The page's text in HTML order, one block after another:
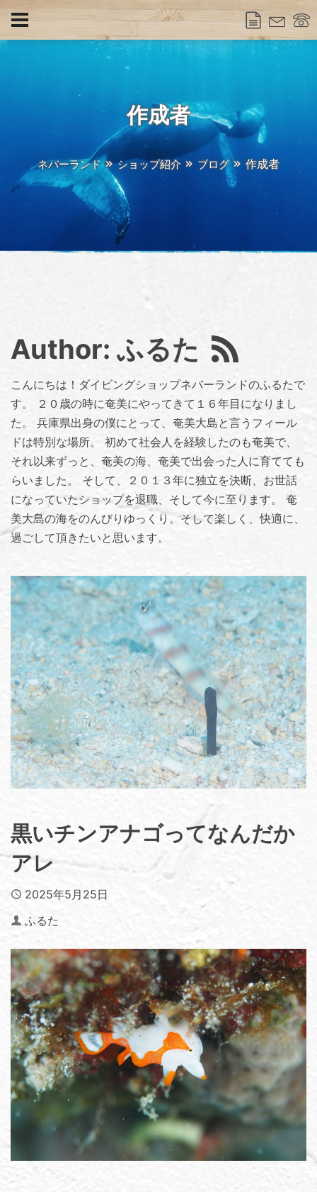
作成者
ネバーランド ショップ紹介 ブログ 作成者
Author: ふるた
こんにちは！ダイビングショップネバーランドのふるたで
す。 ２０歳の時に奄美にやってきて１６年目になりまし
た。 兵庫県出身の僕にとって、奄美大島と言うフィール
ドは特別な場所。 初めて社会人を経験したのも奄美で、
それ以来ずっと、奄美の海、奄美で出会った人に育てても
らいました。 そして、２０１３年に独立を決断、お世話
になっていたショップを退職、そして今に至ります。 奄
美大島の海をのんびりゆっくり。そして楽しく、快適に、
過ごして頂きたいと思います。
黒いチンアナゴってなんだか
アレ
Published
2025年5月25日
Author
ふるた